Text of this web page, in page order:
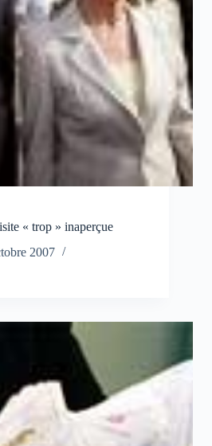
« trop » inaperçue
2007